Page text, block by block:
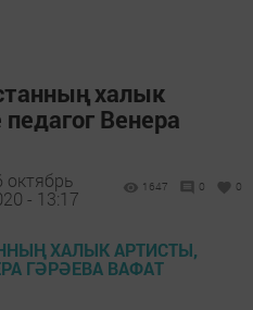
халык
Венера
октябрь
- 13:17
1647 0 0